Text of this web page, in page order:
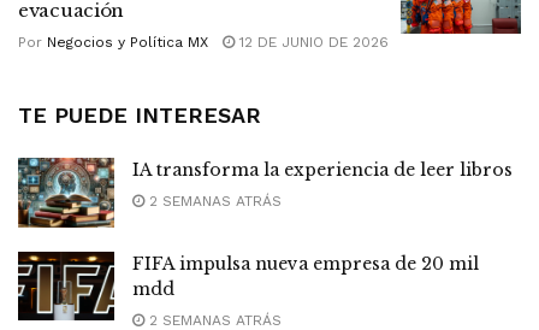
evacuación
Por Negocios y Política MX 12 DE JUNIO DE 2026
TE PUEDE INTERESAR
IA transforma la experiencia de leer libros
2 SEMANAS ATRÁS
FIFA impulsa nueva empresa de 20 mil
mdd
2 SEMANAS ATRÁS